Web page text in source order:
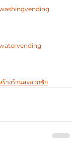
างร้านสะดวกซัก